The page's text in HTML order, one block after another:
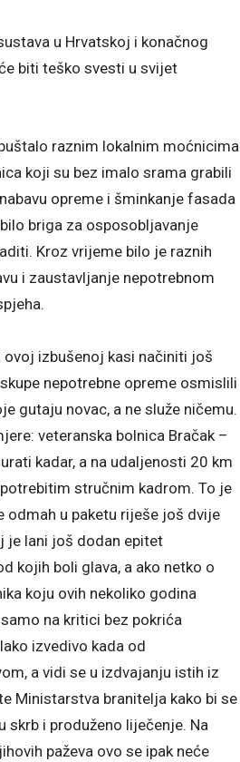
u Hrvatskoj i konačnog
biti teško svesti u svijet
raznim lokalnim moćnicima
koji su bez imalo srama grabili
opreme i šminkanje fasada
briga za osposobljavanje
Kroz vrijeme bilo je raznih
i zaustavljanje nepotrebnom
izbušenoj kasi načiniti još
nepotrebne opreme osmislili
gutaju novac, a ne služe ničemu.
veteranska bolnica Bračak –
kadar, a na udaljenosti 20 km
stručnim kadrom. To je
odmah u paketu riješe još dvije
je lani još dodan epitet
kojih boli glava, a ako netko o
koju ovih nekoliko godina
na kritici bez pokrića
izvedivo kada od
a vidi se u izdvajanju istih iz
Ministarstva branitelja kako bi se
i produženo liječenje. Na
paževa ovo se ipak neće